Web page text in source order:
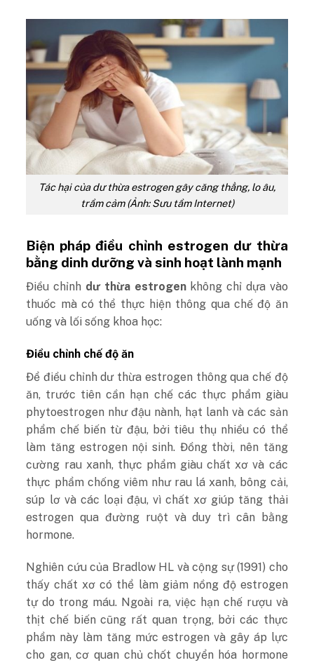
Tác hại của dư thừa estrogen gây căng thẳng, lo âu,
trầm cảm (Ảnh: Sưu tầm Internet)
Biện pháp điều chỉnh estrogen dư thừa
bằng dinh dưỡng và sinh hoạt lành mạnh
Điều chỉnh dư thừa estrogenkhông chỉ dựa vào
thuốc mà có thể thực hiện thông qua chế độ ăn
uống và lối sống khoa học:
Điều chỉnh chế độ ăn
Để điều chỉnh dư thừa estrogen thông qua chế độ
ăn, trước tiên cần hạn chế các thực phẩm giàu
phytoestrogen như đậu nành, hạt lanh và các sản
phẩm chế biến từ đậu, bởi tiêu thụ nhiều có thể
làm tăng estrogen nội sinh. Đồng thời, nên tăng
cường rau xanh, thực phẩm giàu chất xơ và các
thực phẩm chống viêm như rau lá xanh, bông cải,
súp lơ và các loại đậu, vì chất xơ giúp tăng thải
estrogen qua đường ruột và duy trì cân bằng
hormone.
Nghiên cứu của Bradlow HL và cộng sự (1991) cho
thấy chất xơ có thể làm giảm nồng độ estrogen
tự do trong máu. Ngoài ra, việc hạn chế rượu và
thịt chế biến cũng rất quan trọng, bởi các thực
phẩm này làm tăng mức estrogen và gây áp lực
cho gan, cơ quan chủ chốt chuyển hóa hormone